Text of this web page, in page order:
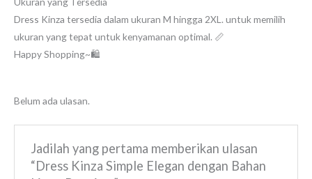
Dress Kinza tersedia dalam ukuran M hingga 2XL. untuk memilih
ukuran yang tepat untuk kenyamanan optimal. 📏
Happy Shopping~🛍️
Belum ada ulasan.
Jadilah yang pertama memberikan ulasan
“Dress Kinza Simple Elegan dengan Bahan